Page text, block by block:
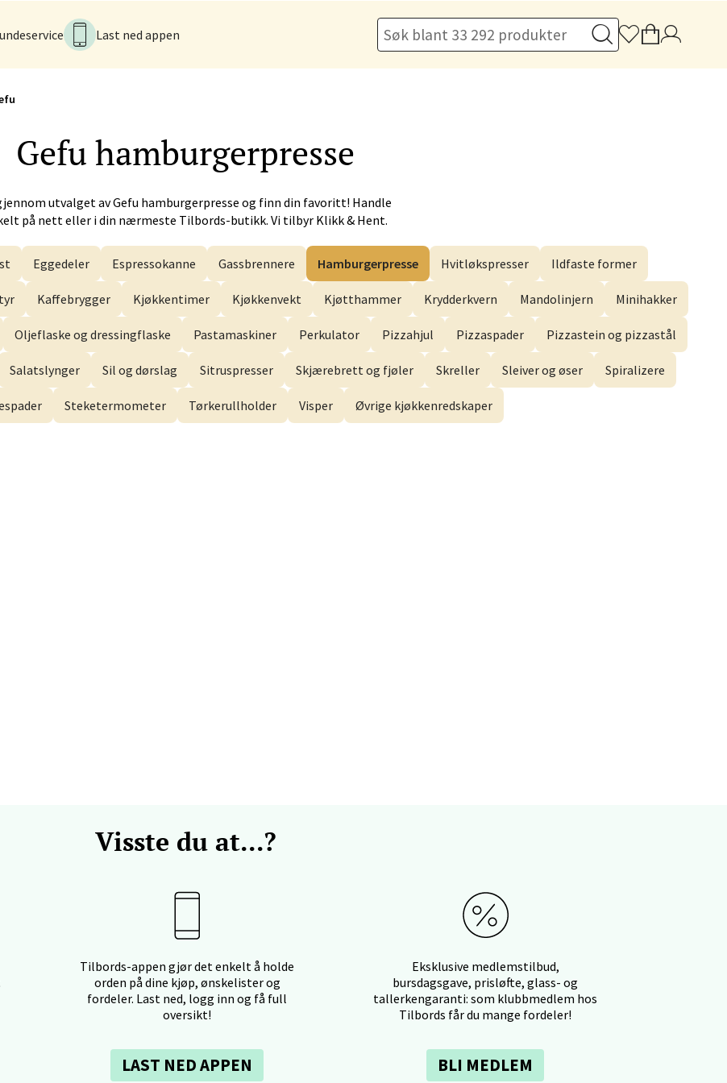
Last ned appen
Gefu hamburgerpresse
utvalget avGefu hamburgerpresse og finn din favoritt! Handle
på nett eller i din nærmeste Tilbords-butikk. Vi tilbyr Klikk & Hent.
Eggedeler Espressokanne Gassbrennere Hamburgerpresse Hvitløkspresser Ildfaste former
Kaffebrygger Kjøkkentimer Kjøkkenvekt Kjøtthammer Krydderkvern Mandolinjern Minihakker
Oljeflaske og dressingflaske Pastamaskiner Perkulator Pizzahjul Pizzaspader Pizzastein og pizzastål
Salatslynger Sil og dørslag Sitruspresser Skjærebrett og fjøler Skreller Sleiver og øser Spiralizere
Steketermometer Tørkerullholder Visper Øvrige kjøkkenredskaper
Visste du at...?
Tilbords-appen gjør det enkelt å holde
orden på dine kjøp, ønskelister og
fordeler. Last ned, logg inn og få full
oversikt!
LAST NED APPEN
Eksklusive medlemstilbud,
bursdagsgave, prisløfte, glass- og
tallerkengaranti: som klubbmedlem hos
Tilbords får du mange fordeler!
BLI MEDLEM
- Alti Førde
10-20
8, 5014 Bergen
- CC Gjøvik
6, 2821 Gjøvik
dag 10-21
Velg
- Hvaltorvet
- Jekta Storsenter